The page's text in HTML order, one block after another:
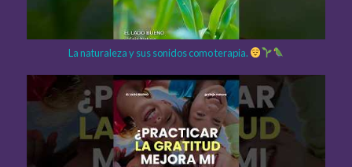
La naturaleza y sus sonidos como terapia.